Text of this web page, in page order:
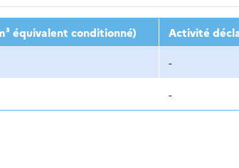
2017 2018
équivalent conditionné) Activité
-
-